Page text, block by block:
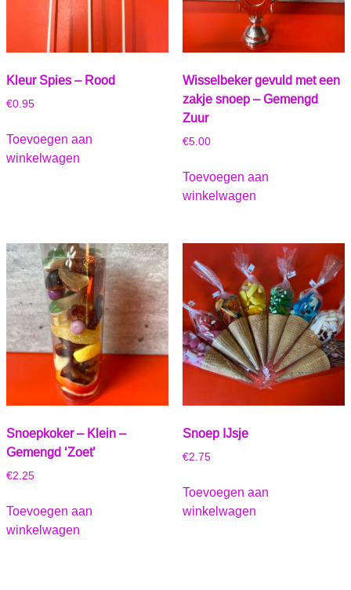
Kleur Spies – Rood
€0.95
Toevoegen aan
winkelwagen
Wisselbeker gevuld met een
zakje snoep – Gemengd
Zuur
€5.00
Toevoegen aan
winkelwagen
Snoepkoker – Klein –
Gemengd ‘Zoet’
€2.25
Toevoegen aan
winkelwagen
Snoep IJsje
€2.75
Toevoegen aan
winkelwagen